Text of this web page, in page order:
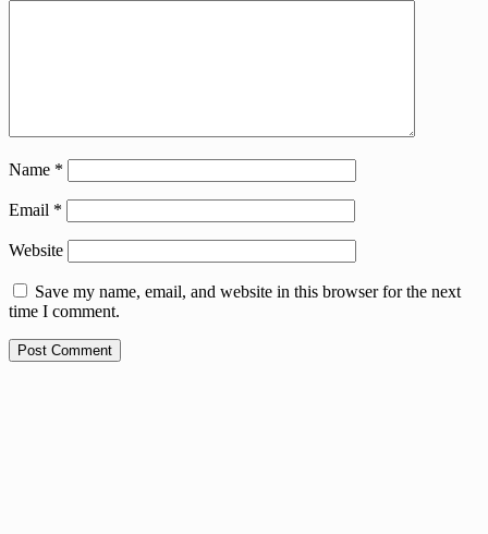
Name *
Email *
Website
Save my name, email, and website in this browser for the next
time I comment.